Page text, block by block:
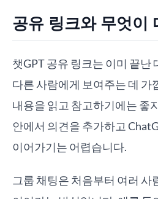
공유 링크와 무엇이
챗GPT 공유 링크는 이미 끝난
다른 사람에게 보여주는 데 가
내용을 읽고 참고하기에는 좋
안에서 의견을 추가하고
이어가기는 어렵습니다.
그룹 채팅은 처음부터 여러 사